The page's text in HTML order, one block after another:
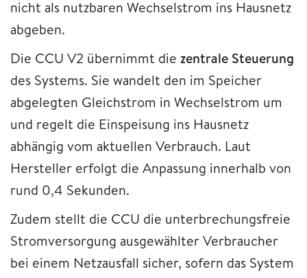
nicht als nutzbaren Wechselstrom ins Hausnetz
abgeben.
Die CCU V2 übernimmt die zentrale Steuerung
des Systems. Sie wandelt den im Speicher
abgelegten Gleichstrom in Wechselstrom um
und regelt die Einspeisung ins Hausnetz
abhängig vom aktuellen Verbrauch. Laut
Hersteller erfolgt die Anpassung innerhalb von
rund 0,4 Sekunden.
Zudem stellt die CCU die unterbrechungsfreie
Stromversorgung ausgewählter Verbraucher
bei einem Netzausfall sicher, sofern das System